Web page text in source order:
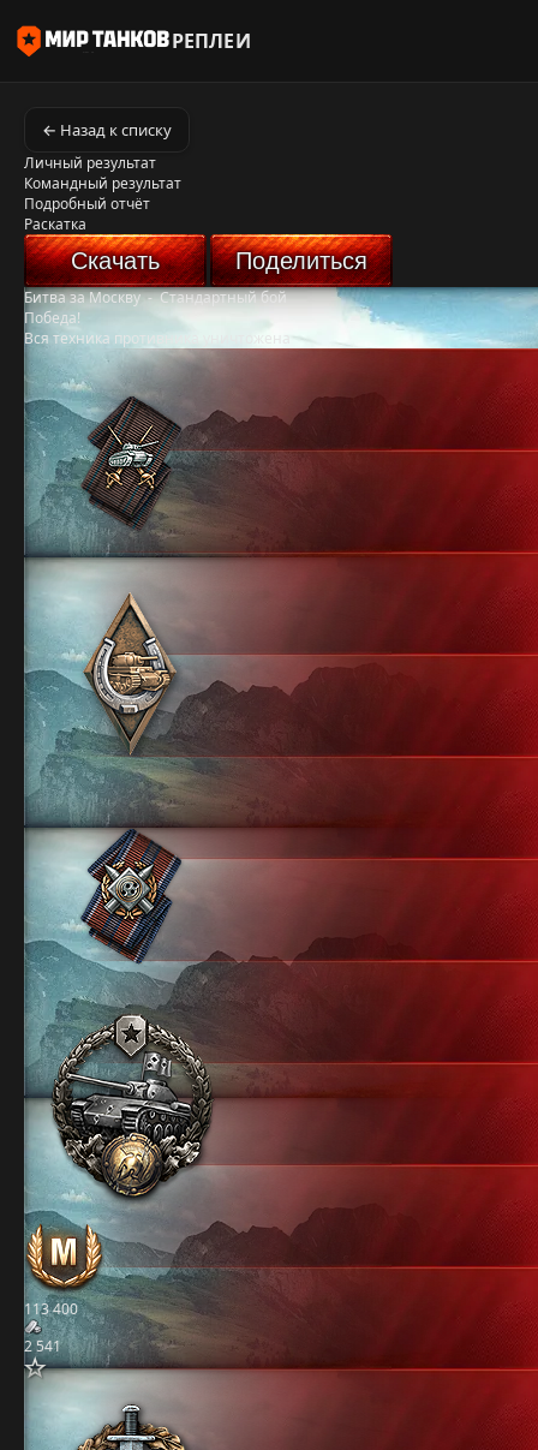
РЕПЛЕИ
← Назад к списку
Личный результат
Командный результат
Подробный отчёт
Раскатка
Скачать Поделиться
Битва за Москву-Стандартный бой
Победа!
Вся техника противника уничтожена
113 400
2 541